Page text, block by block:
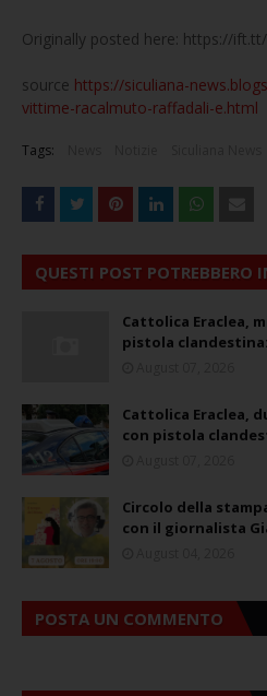
Originally posted here: https://
source https://siculiana-
vittime-racalmuto-raffadali-e.html
Tags:
QUESTI POST POTREBBERO
Cattolica Eraclea,
pistola
Cattolica Eraclea,
con pistola
Circolo della
con il giornalista
POSTA UN COMMENTO